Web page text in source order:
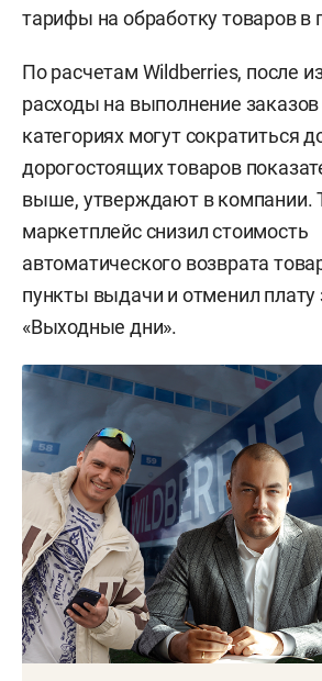
тарифы на обработку товаров в
По расчетам Wildberries, после
расходы на выполнение
категориях могут сократиться
дорогостоящих товаров
выше, утверждают в компании.
маркетплейс снизил стоимость
автоматического возврата
пункты выдачи и отменил
«Выходные дни».